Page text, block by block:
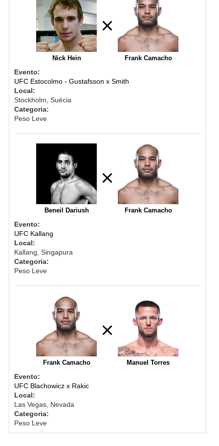
Nick Hein Frank Camacho
Evento:
UFC Estocolmo - Gustafsson x Smith
Local:
Stockholm, Suécia
Categoria:
Peso Leve
Beneil Dariush Frank Camacho
Evento:
UFC Kallang
Local:
Kallang, Singapura
Categoria:
Peso Leve
Frank Camacho Manuel Torres
Evento:
UFC Blachowicz x Rakic
Local:
Las Vegas, Nevada
Categoria:
Peso Leve